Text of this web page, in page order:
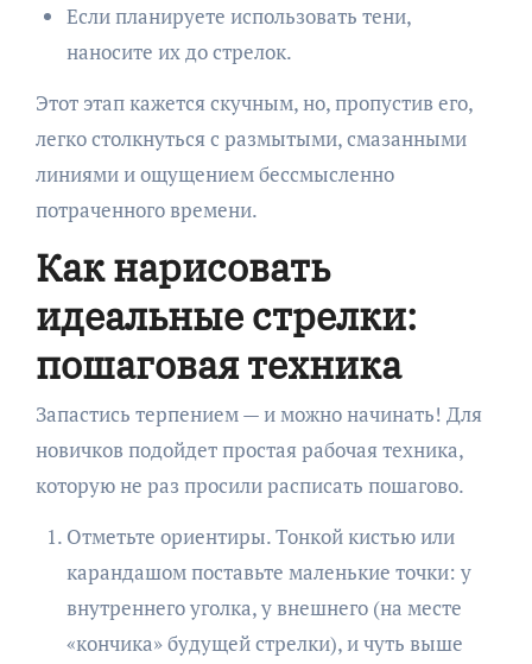
Если планируете использовать тени,
наносите их до стрелок.
Этот этап кажется скучным, но, пропустив его,
легко столкнуться с размытыми, смазанными
линиями и ощущением бессмысленно
потраченного времени.
Как нарисовать
идеальные стрелки:
пошаговая техника
Запастись терпением — и можно начинать! Для
новичков подойдет простая рабочая техника,
которую не раз просили расписать пошагово.
Отметьте ориентиры. Тонкой кистью или
карандашом поставьте маленькие точки: у
внутреннего уголка, у внешнего (на месте
«кончика» будущей стрелки), и чуть выше